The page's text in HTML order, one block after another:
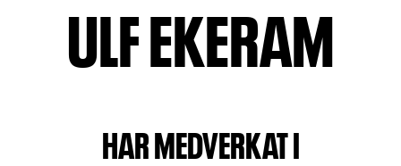
ULF EKERAM
HAR MEDVERKAT I